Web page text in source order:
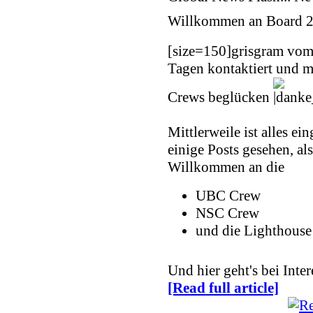
Willkommen an Board
[size=150]grisgram
Tagen kontaktiert und
Crews beglücken
Mittlerweile ist alles
einige Posts gesehen,
Willkommen an die
UBC Crew
NSC Crew
und die Lighthouse
Und hier geht's bei
[Read full article]